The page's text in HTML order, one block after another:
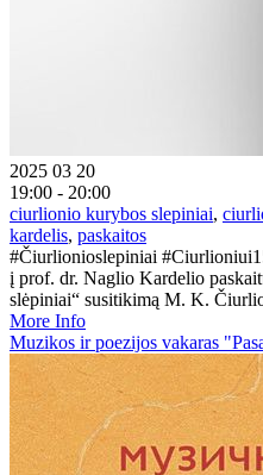
2025 03 20
19:00 - 20:00
ciurlionio kurybos slepiniai,
kardelis, paskaitos
#Čiurlionioslepiniai
į prof. dr. Naglio Kardelio
slėpiniai“ susitikimą M. K.
More Info
Muzikos ir poezijos vakaras